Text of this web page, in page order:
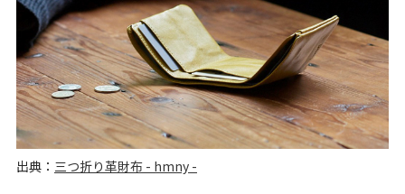
出典： 三つ折り革財布 - hmny -